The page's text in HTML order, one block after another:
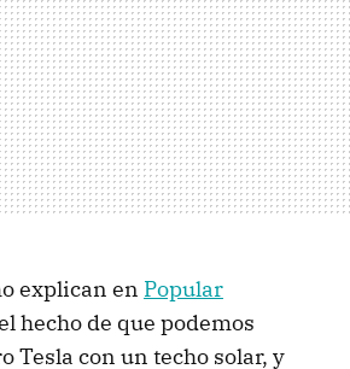
explican en Popular
hecho de que podemos
Tesla con un techo solar, y